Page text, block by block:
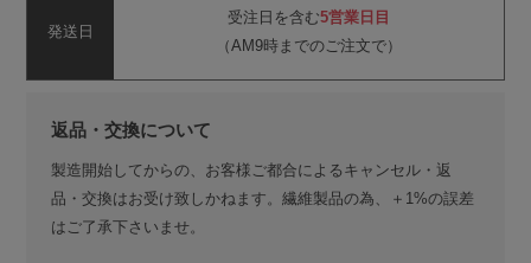
発送日
受注日を含む5営業日目
（AM9時までのご注文で）
返品・交換について
製造開始してからの、お客様ご都合によるキャンセル・返
品・交換はお受け致しかねます。繊維製品の為、＋1%の誤差
はご了承下さいませ。